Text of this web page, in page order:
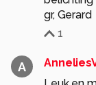
1
A